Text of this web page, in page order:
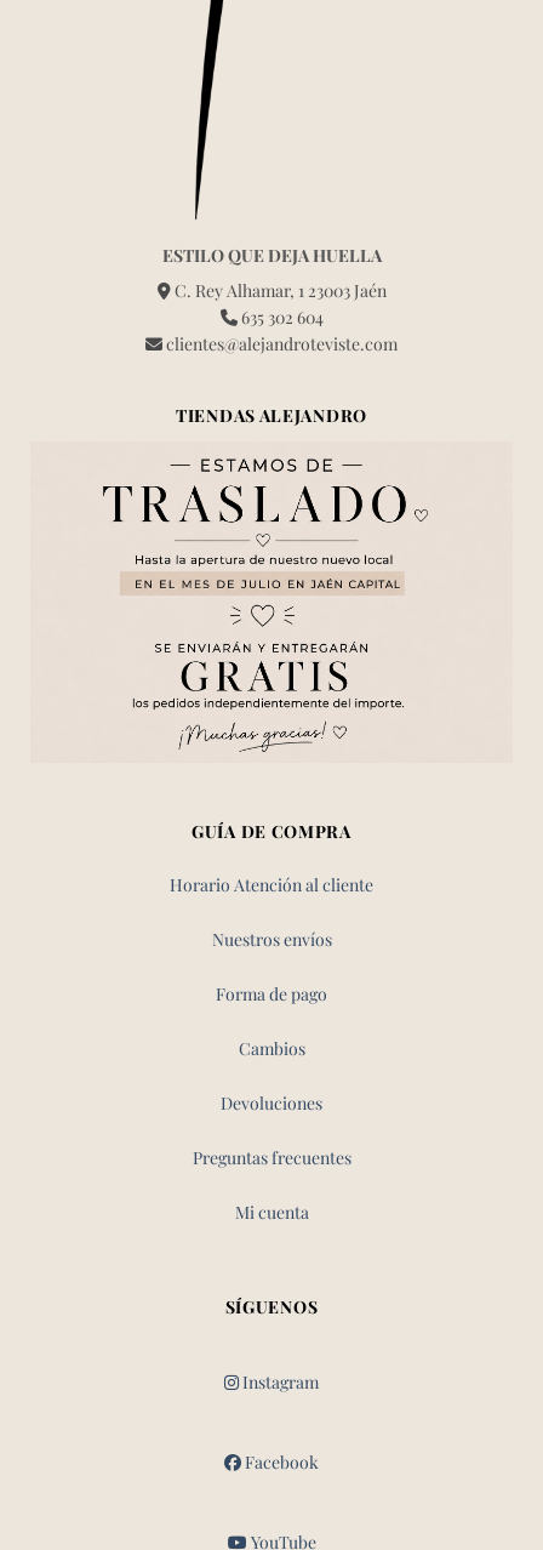
ESTILO QUE DEJA HUELLA
C. Rey Alhamar, 1 23003 Jaén
635 302 604
clientes@alejandroteviste.com
TIENDAS ALEJANDRO
GUÍA DE COMPRA
Horario Atención al cliente
Nuestros envíos
Forma de pago
Cambios
Devoluciones
Preguntas frecuentes
Mi cuenta
SÍGUENOS
Instagram
Facebook
YouTube